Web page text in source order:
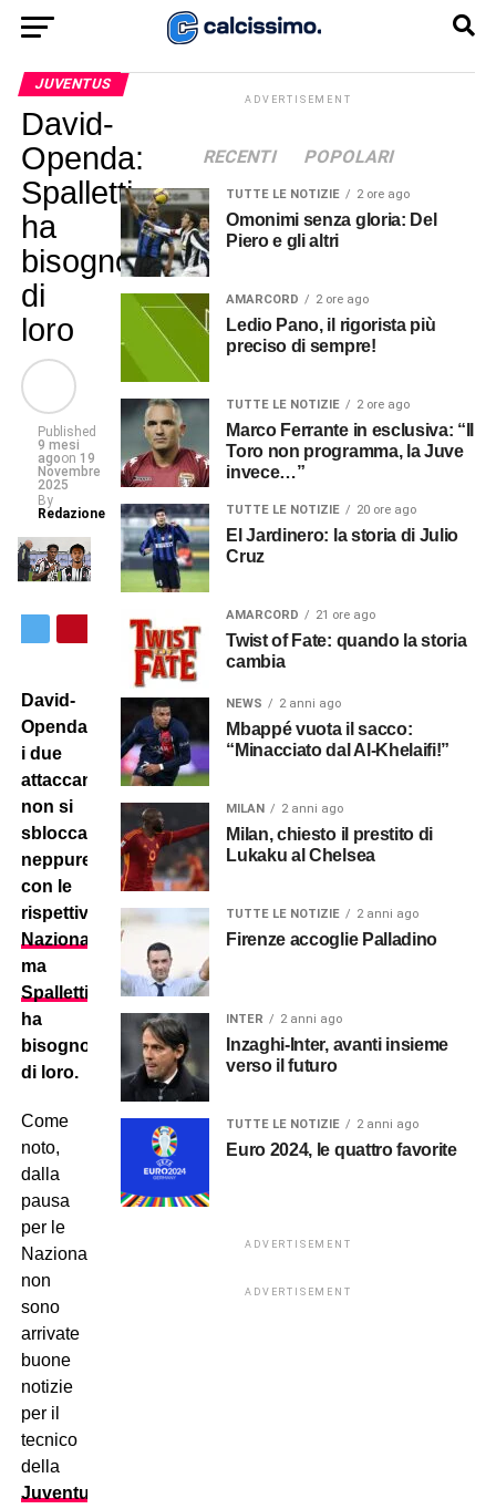
JUVENTUS
David-
Openda:
Spalletti
ha
bisogno
di
loro
Published
9 mesi
agoon 19
Novembre
2025
By
Redazione
David-
Openda:
i due
attaccanti
non si
sbloccano
neppure
con le
rispettive
Nazionali
ma
Spalletti
ha
bisogno
di loro.
Come
noto,
dalla
pausa
per le
Nazionali
non
sono
arrivate
buone
notizie
per il
tecnico
della
Juventus
ADVERTISEMENT
RECENTI POPOLARI
TUTTE LE NOTIZIE 2 ore ago
Omonimi senza gloria: Del
Piero e gli altri
AMARCORD 2 ore ago
Ledio Pano, il rigorista più
preciso di sempre!
TUTTE LE NOTIZIE 2 ore ago
Marco Ferrante in esclusiva: “Il
Toro non programma, la Juve
invece…”
TUTTE LE NOTIZIE 20 ore ago
El Jardinero: la storia di Julio
Cruz
AMARCORD 21 ore ago
Twist of Fate: quando la storia
cambia
NEWS 2 anni ago
Mbappé vuota il sacco:
“Minacciato dal Al-Khelaifi!”
MILAN 2 anni ago
Milan, chiesto il prestito di
Lukaku al Chelsea
TUTTE LE NOTIZIE 2 anni ago
Firenze accoglie Palladino
INTER 2 anni ago
Inzaghi-Inter, avanti insieme
verso il futuro
TUTTE LE NOTIZIE 2 anni ago
Euro 2024, le quattro favorite
ADVERTISEMENT
ADVERTISEMENT